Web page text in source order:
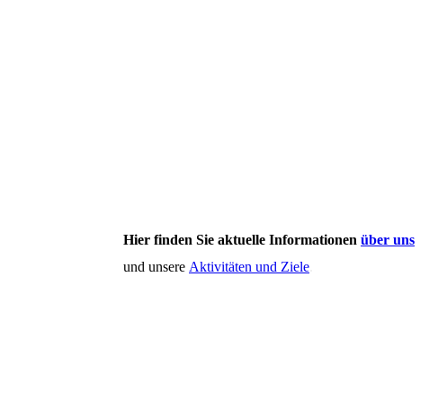
Hier finden Sie aktuelle Informationen über uns
und unsere Aktivitäten und Ziele